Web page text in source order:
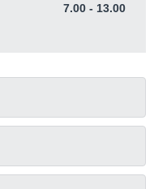
7.00 - 13.00